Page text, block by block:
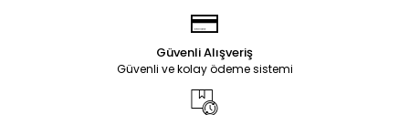
Güvenli Alışveriş
Güvenli ve kolay ödeme sistemi